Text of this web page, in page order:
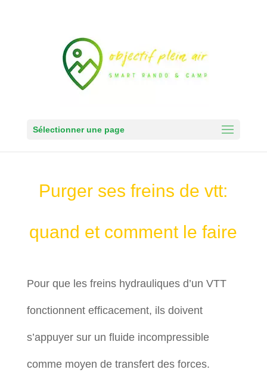
Sélectionner une page
Purger ses freins de vtt:
quand et comment le faire
Pour que les freins hydrauliques d’un VTT
fonctionnent efficacement, ils doivent
s’appuyer sur un fluide incompressible
comme moyen de transfert des forces.